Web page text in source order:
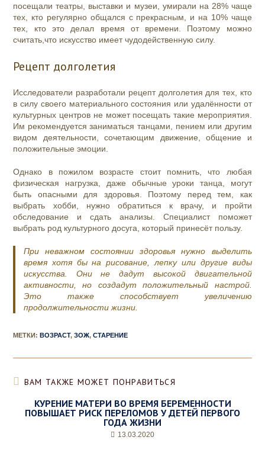
посещали театры, выставки и музеи, умирали на 28% чаще
тех, кто регулярно общался с прекрасным, и на 10% чаще
тех, кто это делал время от времени. Поэтому можно
считать,что искусство имеет чудодейственную силу.
Рецепт долголетия
Исследователи разработали рецепт долголетия для тех, кто
в силу своего материального состояния или удалённости от
культурных центров не может посещать такие мероприятия.
Им рекомендуется заниматься танцами, пением или другим
видом деятельности, сочетающим движение, общение и
положительные эмоции.
Однако в пожилом возрасте стоит помнить, что любая
физическая нагрузка, даже обычные уроки танца, могут
быть опасными для здоровья. Поэтому перед тем, как
выбрать хобби, нужно обратиться к врачу, и пройти
обследование и сдать анализы. Специалист поможет
выбрать род культурного досуга, который принесёт пользу.
При неважном состоянии здоровья нужно выделить
время хотя бы на рисование, лепку или другие виды
искусства. Они не дадут высокой двигательной
активности, но создадут положительный настрой.
Это также способствует увеличению
продолжительности жизни.
МЕТКИ:ВОЗРАСТ, ЗОЖ, СТАРЕНИЕ
ВАМ ТАКЖЕ МОЖЕТ ПОНРАВИТЬСЯ
КУРЕНИЕ МАТЕРИ ВО ВРЕМЯ БЕРЕМЕННОСТИ
ПОВЫШАЕТ РИСК ПЕРЕЛОМОВ У ДЕТЕЙ ПЕРВОГО
ГОДА ЖИЗНИ
13.03.2020